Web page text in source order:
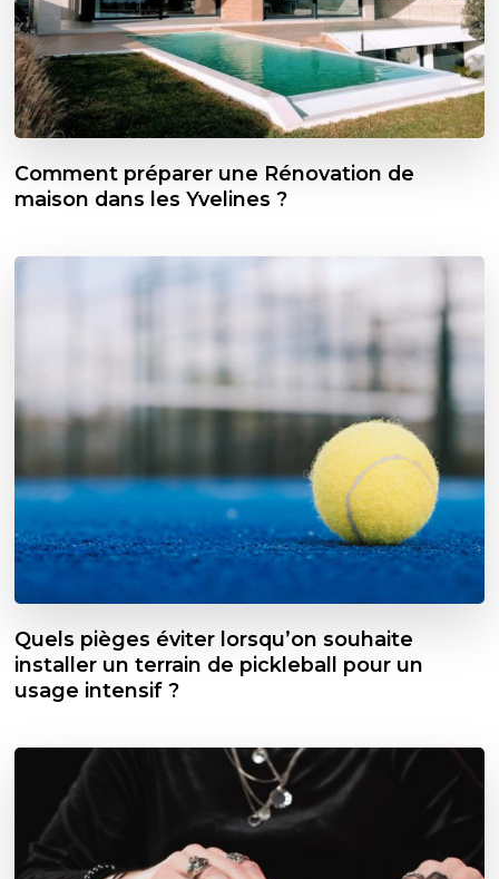
Comment préparer une Rénovation de
maison dans les Yvelines ?
Quels pièges éviter lorsqu’on souhaite
installer un terrain de pickleball pour un
usage intensif ?